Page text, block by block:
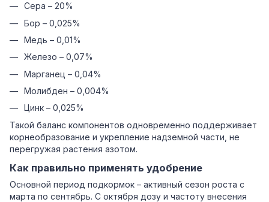
Сера – 20%
Бор – 0,025%
Медь – 0,01%
Железо – 0,07%
Марганец – 0,04%
Молибден – 0,004%
Цинк – 0,025%
Такой баланс компонентов одновременно поддерживает
корнеобразование и укрепление надземной части, не
перегружая растения азотом.
Как правильно применять удобрение
Основной период подкормок – активный сезон роста с
марта по сентябрь. С октября дозу и частоту внесения